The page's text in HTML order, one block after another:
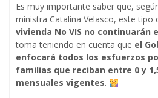
Es muy importante saber que,
ministra Catalina Velasco, este tipo
vivienda No VIS no continuarán
toma teniendo en cuenta que el
enfocará todos los esfuerzos
familias que reciban entre 0 y
mensuales vigentes.